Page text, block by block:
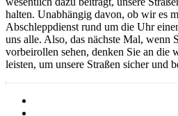
halten. Unabhängig davon, ob wir es
Abschleppdienst rund um die Uhr
uns alle. Also, das nächste Mal, wenn
vorbeirollen sehen, denken Sie an die
leisten, um unsere Straßen sicher und